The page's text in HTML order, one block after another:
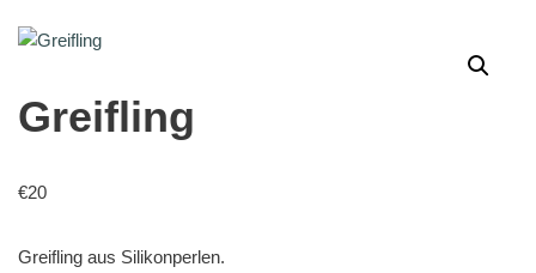
Greifling
€20
Greifling aus Silikonperlen.